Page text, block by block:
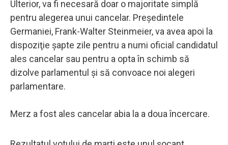
Ulterior, va fi necesară doar o majoritate simplă
pentru alegerea unui cancelar. Preşedintele
Germaniei, Frank-Walter Steinmeier, va avea apoi la
dispoziţie şapte zile pentru a numi oficial candidatul
ales cancelar sau pentru a opta în schimb să
dizolve parlamentul şi să convoace noi alegeri
parlamentare.
Merz a fost ales cancelar abia la a doua încercare.